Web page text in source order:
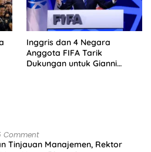
Inggris dan 4 Negara
Anggota FIFA Tarik
Dukungan untuk Gianni
Comment
Tinjauan Manajemen, Rektor